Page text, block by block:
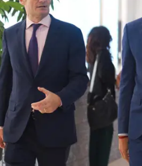
14 Oct. (EUROPA
del Gobierno,
Fuerza Interina de
al primer ministro
dicho en una